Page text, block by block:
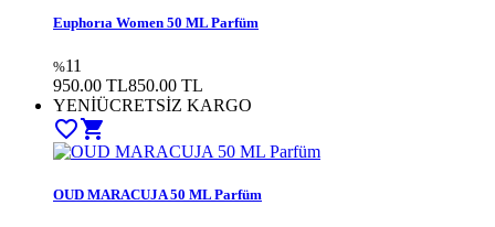
Euphorıa Women 50 ML Parfüm
%11
950.00 TL850.00 TL
YENİÜCRETSİZ KARGO
favorite_bordershopping_cart
OUD MARACUJA 50 ML Parfüm